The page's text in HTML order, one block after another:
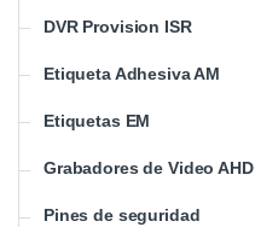
DVR Provision ISR
Etiqueta Adhesiva AM
Etiquetas EM
Grabadores de Video AHD
Pines de seguridad